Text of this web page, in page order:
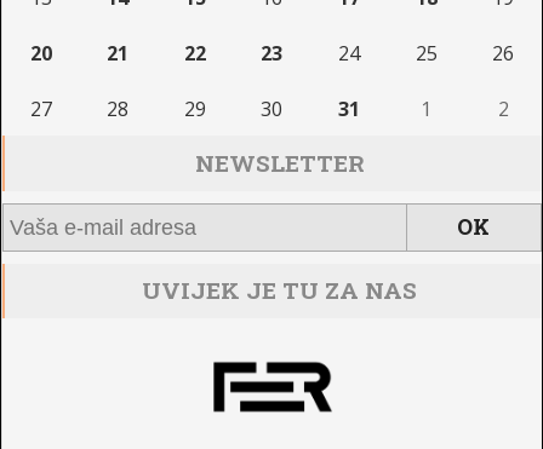
20 21 22 23 24 25 26
27 28 29 30 31 1 2
NEWSLETTER
UVIJEK JE TU ZA NAS